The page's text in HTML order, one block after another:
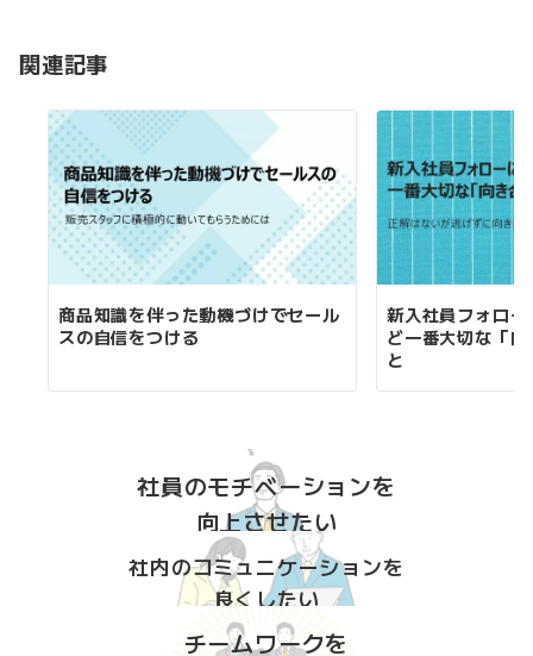
ー
関連記事
商品知識を伴った動機づけでセール
スの自信をつける
新入社員フォロ
ど一番大切な「
と
社員のモチベーションを
向上させたい
社内のコミュニケーションを
良くしたい
チームワークを